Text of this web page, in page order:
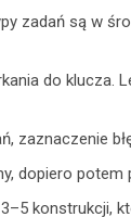
zadań są w
do klucza.
zaznaczenie
dopiero potem
konstrukcji,